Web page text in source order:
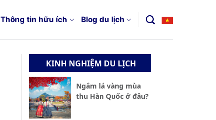
Thông tin hữu ích Blog du lịch
KINH NGHIỆM DU LỊCH
Ngắm lá vàng mùa
thu Hàn Quốc ở đâu?